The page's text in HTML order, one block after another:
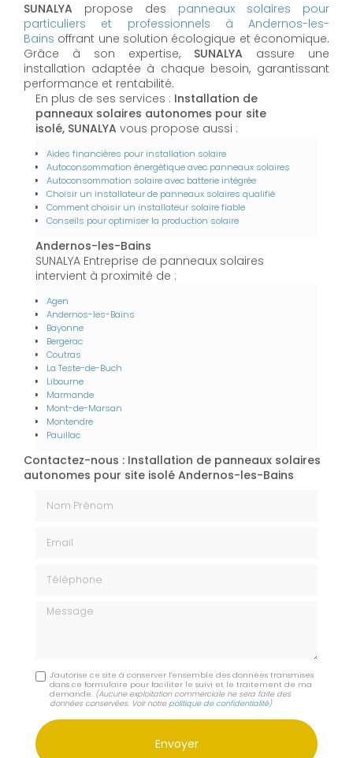
SUNALYA propose des panneaux solaires pour
particuliers et professionnels à Andernos-les-
Bains offrant une solution écologique et économique.
Grâce à son expertise, SUNALYA assure une
installation adaptée à chaque besoin, garantissant
performance et rentabilité.
En plus de ses services : Installation de
panneaux solaires autonomes pour site
isolé, SUNALYA vous propose aussi :
Aides financières pour installation solaire
Autoconsommation énergétique avec panneaux solaires
Autoconsommation solaire avec batterie intégrée
Choisir un installateur de panneaux solaires qualifié
Comment choisir un installateur solaire fiable
Conseils pour optimiser la production solaire
Andernos-les-Bains
SUNALYA Entreprise de panneaux solaires
intervient à proximité de :
Agen
Andernos-les-Bains
Bayonne
Bergerac
Coutras
La Teste-de-Buch
Libourne
Marmande
Mont-de-Marsan
Montendre
Pauillac
Contactez-nous : Installation de panneaux solaires
autonomes pour site isolé Andernos-les-Bains
Message
J'autorise ce site à conserver l'ensemble des données transmises
dans ce formulaire pour faciliter le suivi et le traitement de ma
demande. (Aucune exploitation commerciale ne sera faite des
données conservées. Voir notre politique de confidentialité)